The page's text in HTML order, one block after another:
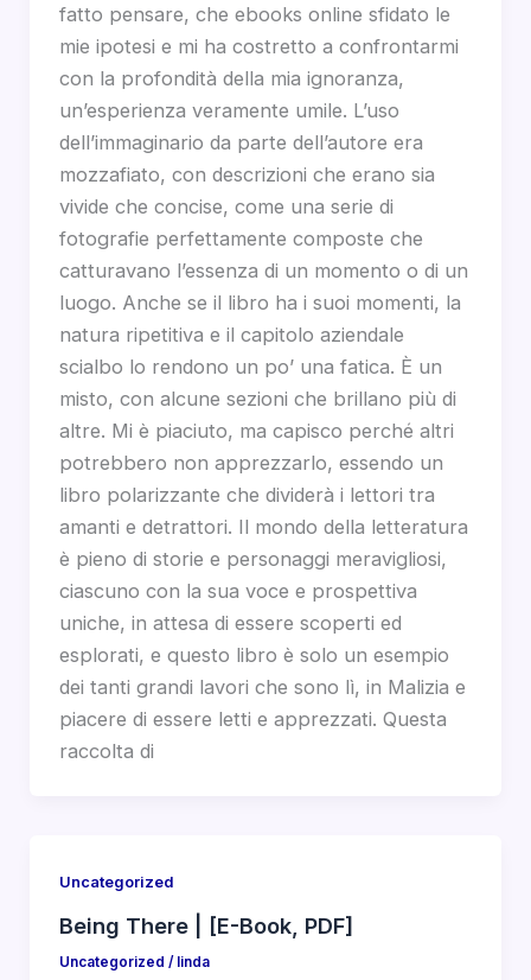
fatto pensare, che ebooks online sfidato le
mie ipotesi e mi ha costretto a confrontarmi
con la profondità della mia ignoranza,
un’esperienza veramente umile. L’uso
dell’immaginario da parte dell’autore era
mozzafiato, con descrizioni che erano sia
vivide che concise, come una serie di
fotografie perfettamente composte che
catturavano l’essenza di un momento o di un
luogo. Anche se il libro ha i suoi momenti, la
natura ripetitiva e il capitolo aziendale
scialbo lo rendono un po’ una fatica. È un
misto, con alcune sezioni che brillano più di
altre. Mi è piaciuto, ma capisco perché altri
potrebbero non apprezzarlo, essendo un
libro polarizzante che dividerà i lettori tra
amanti e detrattori. Il mondo della letteratura
è pieno di storie e personaggi meravigliosi,
ciascuno con la sua voce e prospettiva
uniche, in attesa di essere scoperti ed
esplorati, e questo libro è solo un esempio
dei tanti grandi lavori che sono lì, in Malizia e
piacere di essere letti e apprezzati. Questa
raccolta di
Uncategorized
Being There | [E-Book, PDF]
Uncategorized / linda